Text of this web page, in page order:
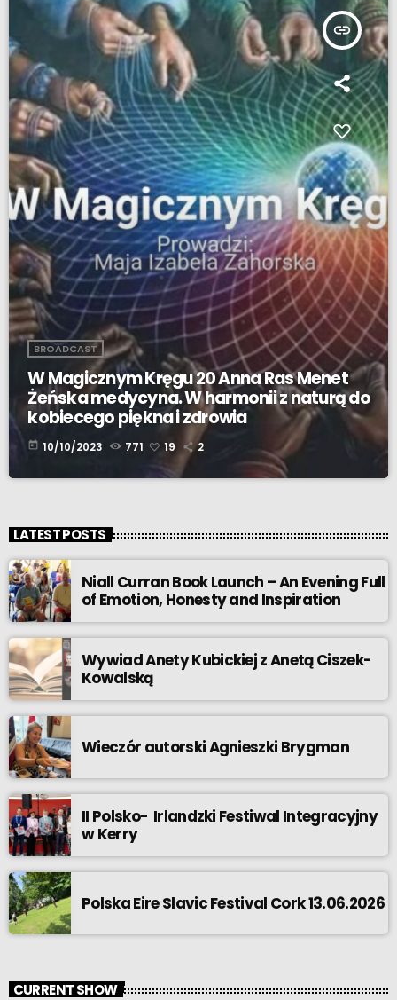
insert_link
BROADCAST
W Magicznym Kręgu 20 Anna Ras Menet
Żeńska medycyna. W harmonii z naturą do
kobiecego piękna i zdrowia
today 10/10/2023 771 19 2
LATEST POSTS
Niall Curran Book Launch – An Evening Full
of Emotion, Honesty and Inspiration
Wywiad Anety Kubickiej z Anetą Ciszek-
Kowalską
Wieczór autorski Agnieszki Brygman
II Polsko- Irlandzki Festiwal Integracyjny
w Kerry
Polska Eire Slavic Festival Cork 13.06.2026
CURRENT SHOW